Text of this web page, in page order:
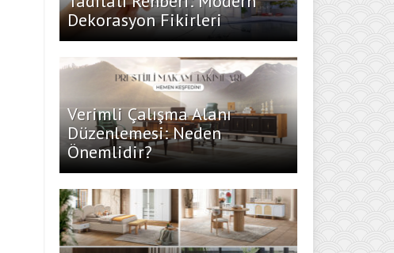
Dekorasyon Fikirleri
Verimli Çalışma Alanı
Düzenlemesi: Neden
Önemlidir?